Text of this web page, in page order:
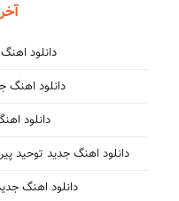
دانلود
دانلود اهنگ
دانلود
دانلود اهنگ جدید
دانلود اهنگ